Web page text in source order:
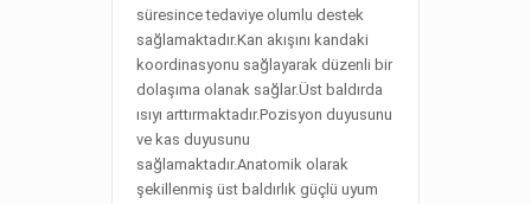
süresince tedaviye olumlu destek
sağlamaktadır.Kan akışını kandaki
koordinasyonu sağlayarak düzenli bir
dolaşıma olanak sağlar.Üst baldırda
ısıyı arttırmaktadır.Pozisyon duyusunu
ve kas duyusunu
sağlamaktadır.Anatomik olarak
şekillenmiş üst baldırlık güçlü uyum